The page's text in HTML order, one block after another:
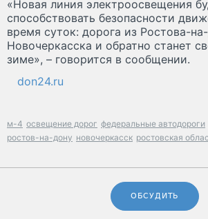
«Новая линия электроосвещения
способствовать безопасности
время суток: дорога из Ростова-
Новочеркасска и обратно станет
зиме», – говорится в сообщении.
don24.ru
м-4 освещение дорог федеральные автодороги
ростов-на-дону новочеркасск ростовская
ОБСУДИТЬ